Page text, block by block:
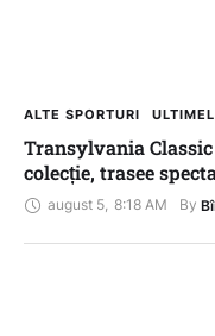
ALTE SPORTURI
Transylvania
colecție, trasee
august 5, 8:18 AM By